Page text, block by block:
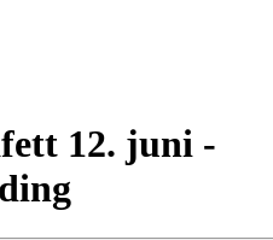
12. juni -